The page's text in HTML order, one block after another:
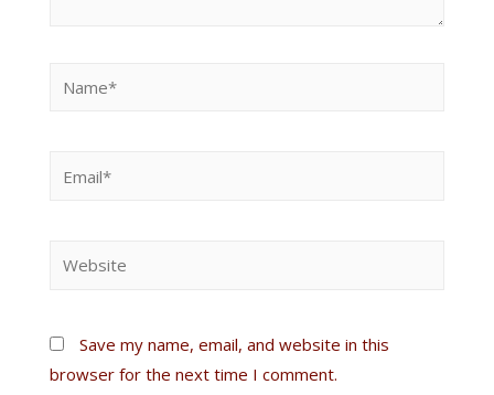
Save my name, email, and website in this
browser for the next time I comment.